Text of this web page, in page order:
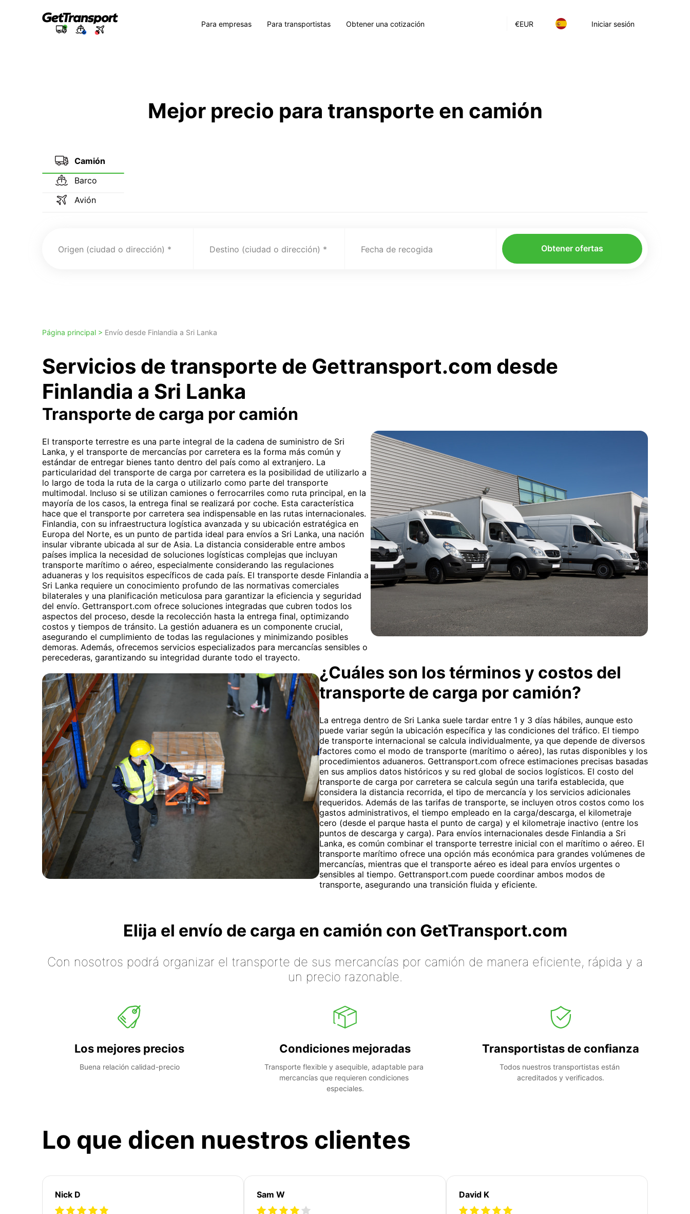
€EUR Iniciar sesión
Para empresas Para transportistas Obtener una cotización
Mejor precio para transporte en camión
Camión
Barco
Avión
Origen (ciudad o dirección) Destino (ciudad o dirección) Fecha de recogida Obtener ofertas
Página principal > Envío desde Finlandia a Sri Lanka
Servicios de transporte de Gettransport.com desde
Finlandia a Sri Lanka
Transporte de carga por camión
El transporte terrestre es una parte integral de la cadena de suministro de Sri
Lanka, y el transporte de mercancías por carretera es la forma más común y
estándar de entregar bienes tanto dentro del país como al extranjero. La
particularidad del transporte de carga por carretera es la posibilidad de utilizarlo a
lo largo de toda la ruta de la carga o utilizarlo como parte del transporte
multimodal. Incluso si se utilizan camiones o ferrocarriles como ruta principal, en la
mayoría de los casos, la entrega final se realizará por coche. Esta característica
hace que el transporte por carretera sea indispensable en las rutas internacionales.
Finlandia, con su infraestructura logística avanzada y su ubicación estratégica en
Europa del Norte, es un punto de partida ideal para envíos a Sri Lanka, una nación
insular vibrante ubicada al sur de Asia. La distancia considerable entre ambos
países implica la necesidad de soluciones logísticas complejas que incluyan
transporte marítimo o aéreo, especialmente considerando las regulaciones
aduaneras y los requisitos específicos de cada país. El transporte desde Finlandia a
Sri Lanka requiere un conocimiento profundo de las normativas comerciales
bilaterales y una planificación meticulosa para garantizar la eficiencia y seguridad
del envío. Gettransport.com ofrece soluciones integradas que cubren todos los
aspectos del proceso, desde la recolección hasta la entrega final, optimizando
costos y tiempos de tránsito. La gestión aduanera es un componente crucial,
asegurando el cumplimiento de todas las regulaciones y minimizando posibles
demoras. Además, ofrecemos servicios especializados para mercancías sensibles o
perecederas, garantizando su integridad durante todo el trayecto.
¿Cuáles son los términos y costos del
transporte de carga por camión?
La entrega dentro de Sri Lanka suele tardar entre 1 y 3 días hábiles, aunque esto
puede variar según la ubicación específica y las condiciones del tráfico. El tiempo
de transporte internacional se calcula individualmente, ya que depende de diversos
factores como el modo de transporte (marítimo o aéreo), las rutas disponibles y los
procedimientos aduaneros. Gettransport.com ofrece estimaciones precisas basadas
en sus amplios datos históricos y su red global de socios logísticos. El costo del
transporte de carga por carretera se calcula según una tarifa establecida, que
considera la distancia recorrida, el tipo de mercancía y los servicios adicionales
requeridos. Además de las tarifas de transporte, se incluyen otros costos como los
gastos administrativos, el tiempo empleado en la carga/descarga, el kilometraje
cero (desde el parque hasta el punto de carga) y el kilometraje inactivo (entre los
puntos de descarga y carga). Para envíos internacionales desde Finlandia a Sri
Lanka, es común combinar el transporte terrestre inicial con el marítimo o aéreo. El
transporte marítimo ofrece una opción más económica para grandes volúmenes de
mercancías, mientras que el transporte aéreo es ideal para envíos urgentes o
sensibles al tiempo. Gettransport.com puede coordinar ambos modos de
transporte, asegurando una transición fluida y eficiente.
Elija el envío de carga en camión con GetTransport.com
Con nosotros podrá organizar el transporte de sus mercancías por camión de manera eficiente, rápida y a
un precio razonable.
Los mejores precios
Buena relación calidad-precio
Condiciones mejoradas
Transporte flexible y asequible, adaptable para
mercancías que requieren condiciones
especiales.
Transportistas de confianza
Todos nuestros transportistas están
acreditados y verificados.
Lo que dicen nuestros clientes
Nick D Sam W David K